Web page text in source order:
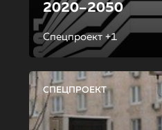
2020–2050
Спецпроект +1
СПЕЦПРОЕКТ